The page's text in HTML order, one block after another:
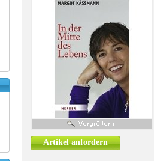
Artikel anfordern